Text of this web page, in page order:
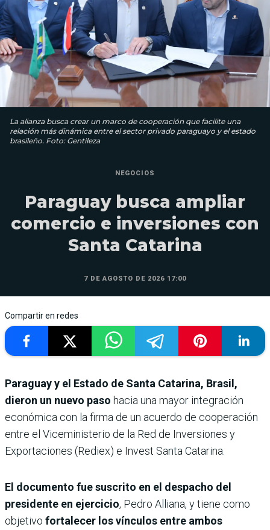
La alianza busca crear un marco de cooperación que facilite una
relación más dinámica entre el sector privado paraguayo y el estado
brasileño. Foto: Gentileza
NEGOCIOS
Paraguay busca ampliar
comercio e inversiones con
Santa Catarina
7 DE AGOSTO DE 2026 17:00
Compartir en redes
Paraguay y el Estado de Santa Catarina, Brasil,
dieron un nuevo paso hacia una mayor integración
económica con la firma de un acuerdo de cooperación
entre el Viceministerio de la Red de Inversiones y
Exportaciones (Rediex) e Invest Santa Catarina.
El documento fue suscrito en el despacho del
presidente en ejercicio, Pedro Alliana, y tiene como
objetivo fortalecer los vínculos entre ambos